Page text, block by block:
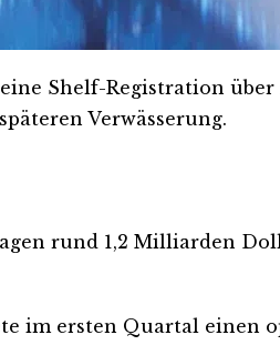
Shelf-Registration
Verwässerung.
rund 1,2 Milliarden
im ersten Quartal einen